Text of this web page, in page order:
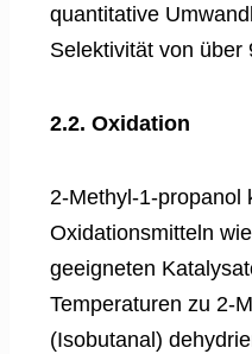
quantitative
Selektivität von über
2.2. Oxidation
2-Methyl-1-propanol
Oxidationsmitteln
geeigneten
Temperaturen zu 2-
(Isobutanal)